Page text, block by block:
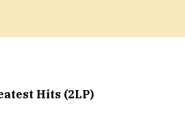
Hits (2LP)